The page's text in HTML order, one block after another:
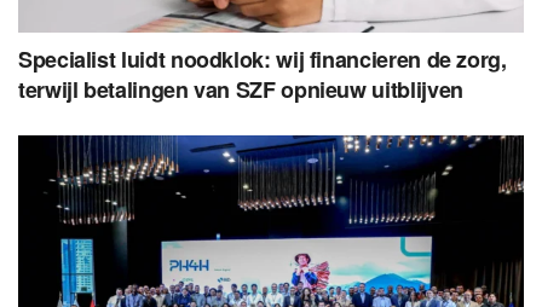
Specialist luidt noodklok: wij financieren de zorg,
terwijl betalingen van SZF opnieuw uitblijven